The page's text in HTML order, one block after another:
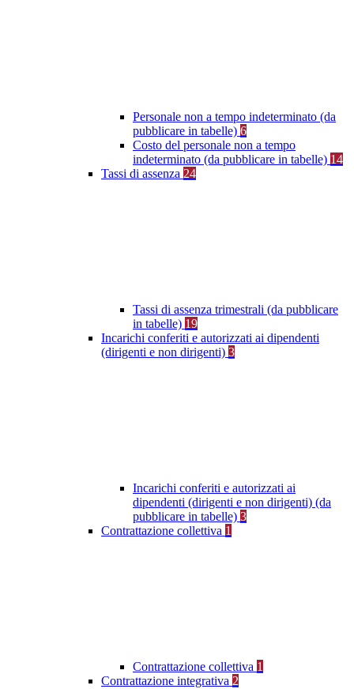
Personale non a tempo indeterminato (da
pubblicare in tabelle) 6
Costo del personale non a tempo
indeterminato (da pubblicare in tabelle) 14
Tassi di assenza 24
Tassi di assenza trimestrali (da pubblicare
in tabelle) 19
Incarichi conferiti e autorizzati ai dipendenti
(dirigenti e non dirigenti) 3
Incarichi conferiti e autorizzati ai
dipendenti (dirigenti e non dirigenti) (da
pubblicare in tabelle) 3
Contrattazione collettiva 1
Contrattazione collettiva 1
Contrattazione integrativa 2